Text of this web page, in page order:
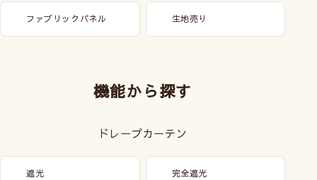
ファブリックパネル 生地売り
機能から探す
ドレープカーテン
遮光 完全遮光